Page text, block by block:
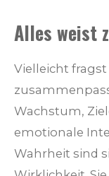
Alles weist
Vielleicht fragst
Wachstum,
emotionale
Wahrheit sind